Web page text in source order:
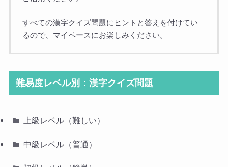
すべての漢字クイズ問題にヒントと答えを付けてい
るので、マイペースにお楽しみください。
難易度レベル別：漢字クイズ問題
上級レベル（難しい）
中級レベル（普通）